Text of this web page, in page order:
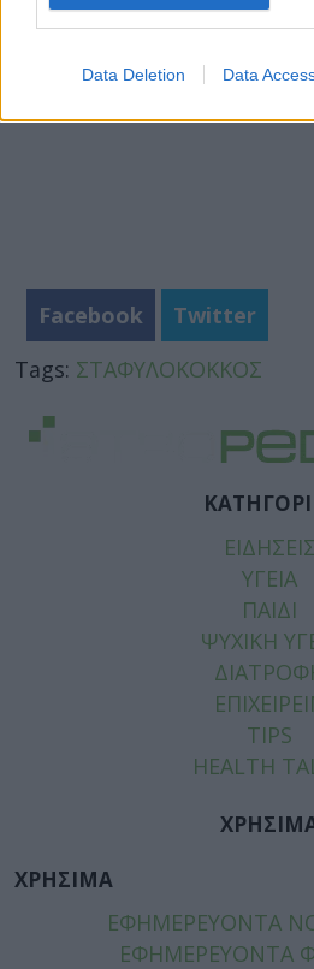
Data Deletion Data
Facebook
Twitter
Tags: ΣΤΑΦΥΛΟΚΟΚΚΟΣ
ΕΙΔΗΣΕΙΣ
ΥΓΕΙΑ
ΠΑΙΔΙ
ΨΥΧΙΚΗ
TIPS
HEALTH
ΧΡΗΣΙΜΑ
ΕΦΗΜΕΡΕΥΟΝΤΑ
ΕΦΗΜΕΡΕΥΟΝΤΑ